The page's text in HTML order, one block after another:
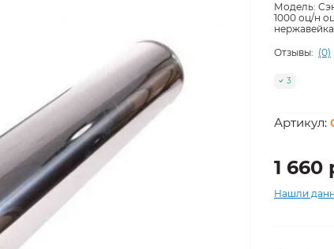
Модель:
1000 оц/н
нержавейка
Отзывы: (0)
3
Артикул:
1 660
Нашли